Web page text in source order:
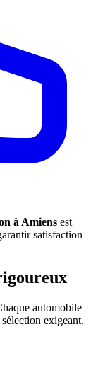
à Amiens est
satisfaction
automobile
exigeant.